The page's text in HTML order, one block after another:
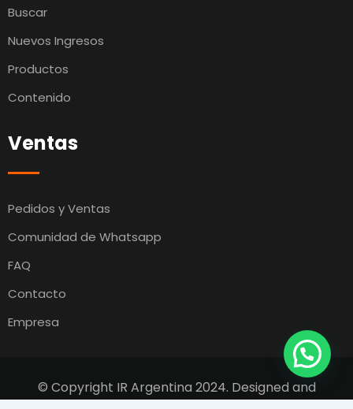
Buscar
Nuevos Ingresos
Productos
Contenido
Ventas
Pedidos y Ventas
Comunidad de Whatsapp
FAQ
Contacto
Empresa
© Copyright IR Argentina 2024. Designed and